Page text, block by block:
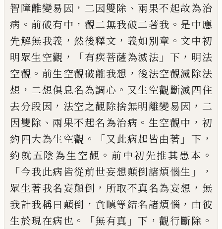
智障離變易因 ， 二因雙除 、兩果不起故為治
病 。前破有中 ， 觀二無我破二著我 。 是中應
先解無我義 ， 然後釋文 ， 義如別章 。 文中初
明眾生空觀 ， 「有疾菩薩為滅法 」 下 ， 明法
空觀 。 前生空觀破離我想 ， 後法空觀滅除法
想 ， 二想俱息名為調心 。 又生空觀斷滅四住
去分段因 ， 法空之觀除捨無明離變易因 ， 二
因雙除 、兩果不起名為治病 。 生空觀中 ， 初
約四大為生空觀 。「又此病起皆由著 」 下 ，
約就五陰為生空觀 。前中初先推其患本 。
「今我此病皆從前世妄想顛倒諸煩惱生 」，
眾生著我名妄顛倒 ， 所取不真名為妄想 ， 無
我計我稱曰顛倒 ， 貪瞋等結名諸煩惱 ， 由彼
生於現在病也 。「無有真 」 下 ，觀行斷除 。